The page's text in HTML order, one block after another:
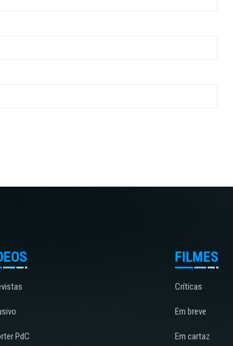
PdC
FILMES
Críticas
Em breve
Em cartaz